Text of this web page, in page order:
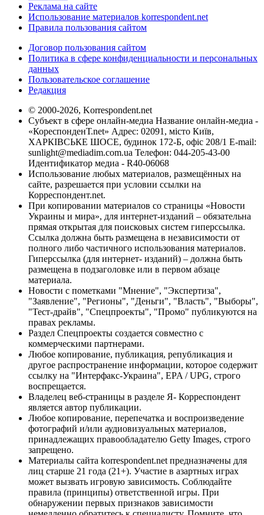
Реклама на сайте
Использование материалов korrespondent.net
Правила пользования сайтом
Договор пользования сайтом
Политика в сфере конфиденциальности и персональных
данных
Пользовательское соглашение
Редакция
© 2000-2026, Korrespondent.net
Субъект в сфере онлайн-медиа Название онлайн-медиа -
«КореспонденТ.net» Адрес: 02091, місто Київ,
ХАРКІВСЬКЕ ШОСЕ, будинок 172-Б, офіс 208/1 E-mail:
sunlight@mediadim.com.ua Телефон: 044-205-43-00
Идентификатор медиа - R40-06068
Использование любых материалов, размещённых на
сайте, разрешается при условии ссылки на
Корреспондент.net.
При копировании материалов со страницы «Новости
Украины и мира», для интернет-изданий – обязательна
прямая открытая для поисковых систем гиперссылка.
Ссылка должна быть размещена в независимости от
полного либо частичного использования материалов.
Гиперссылка (для интернет- изданий) – должна быть
размещена в подзаголовке или в первом абзаце
материала.
Новости с пометками "Мнение", "Экспертиза",
"Заявление", "Регионы", "Деньги", "Власть", "Выборы",
"Тест-драйв", "Спецпроекты", "Промо" публикуются на
правах рекламы.
Раздел Спецпроекты создается совместно с
коммерческими партнерами.
Любое копирование, публикация, републикация и
другое распространение информации, которое содержит
ссылку на "Интерфакс-Украина", EPA / UPG, строго
воспрещается.
Владелец веб-страницы в разделе Я- Корреспондент
является автор публикации.
Любое копирование, перепечатка и воспроизведение
фотографий и/или аудиовизуальных материалов,
принадлежащих правообладателю Getty Images, строго
запрещено.
Материалы сайта korrespondent.net предназначены для
лиц старше 21 года (21+). Участие в азартных играх
может вызвать игровую зависимость. Соблюдайте
правила (принципы) ответственной игры. При
обнаружении первых признаков зависимости